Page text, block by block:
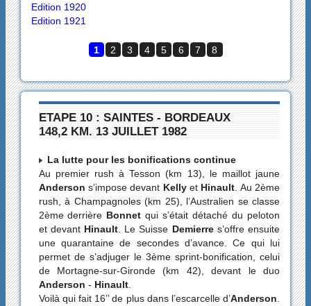
Edition 1920
Edition 1921
1 2 3 4 5 6 7 8
ETAPE 10 : SAINTES - BORDEAUX
148,2 KM. 13 JUILLET 1982
La lutte pour les bonifications continue
Au premier rush à Tesson (km 13), le maillot jaune
Anderson s’impose devant Kellyet Hinault. Au 2ème
rush, à Champagnoles (km 25), l’Australien se classe
2ème derrière Bonnet qui s’était détaché du peloton
et devant Hinault. Le Suisse Demierres’offre ensuite
une quarantaine de secondes d’avance. Ce qui lui
permet de s’adjuger le 3ème sprint-bonification, celui
de Mortagne-sur-Gironde (km 42), devant le duo
Anderson - Hinault.
Voilà qui fait 16’’ de plus dans l’escarcelle d’Anderson.